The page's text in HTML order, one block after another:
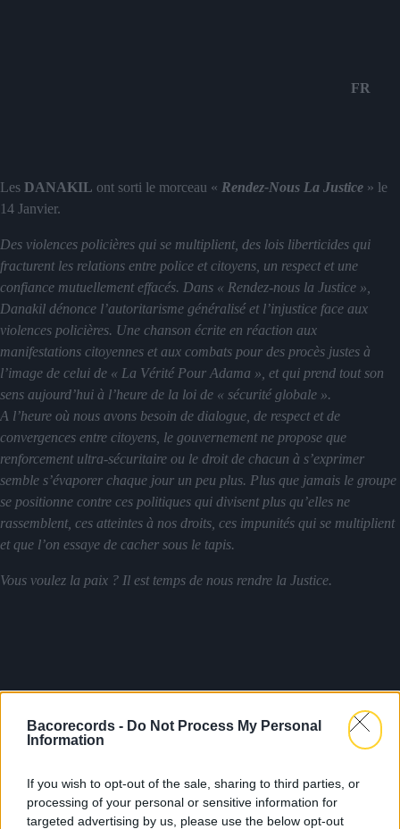
Bacorecords - Do Not Process My Personal
Information
If you wish to opt-out of the sale, sharing to third parties, or
processing of your personal or sensitive information for
targeted advertising by us, please use the below opt-out
FR
Les DANAKIL ont sorti le morceau « Rendez-Nous La Justice » le
14 Janvier.
Des violences policières qui se multiplient, des lois liberticides qui
fracturent les relations entre police et citoyens, un respect et une
confiance mutuellement effacés. Dans « Rendez-nous la Justice »,
Danakil dénonce l’autoritarisme généralisé et l’injustice face aux
violences policières. Une chanson écrite en réaction aux
manifestations citoyennes et aux combats pour des procès justes à
l’image de celui de « La Vérité Pour Adama », et qui prend tout son
sens aujourd’hui à l’heure de la loi de « sécurité globale ».
A l’heure où nous avons besoin de dialogue, de respect et de
convergences entre citoyens, le gouvernement ne propose que
renforcement ultra-sécuritaire ou le droit de chacun à s’exprimer
semble s’évaporer chaque jour un peu plus. Plus que jamais le groupe
se positionne contre ces politiques qui divisent plus qu’elles ne
rassemblent, ces atteintes à nos droits, ces impunités qui se multiplient
et que l’on essaye de cacher sous le tapis.
Vous voulez la paix ? Il est temps de nous rendre la Justice.